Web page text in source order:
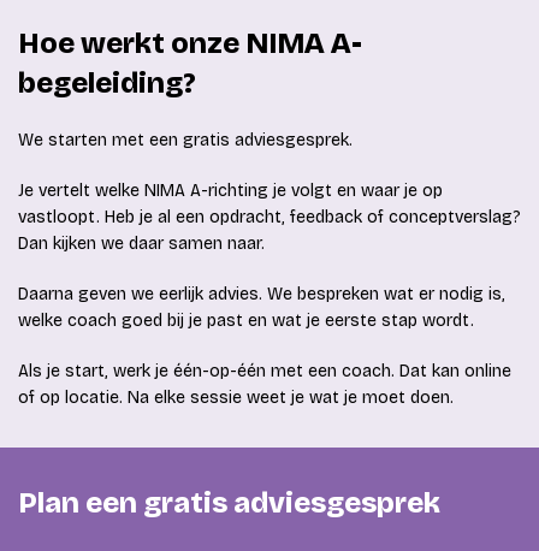
Hoe werkt onze NIMA A-
begeleiding?
We starten met een gratis adviesgesprek.
Je vertelt welke NIMA A-richting je volgt en waar je op
vastloopt. Heb je al een opdracht, feedback of conceptverslag?
Dan kijken we daar samen naar.
Daarna geven we eerlijk advies. We bespreken wat er nodig is,
welke coach goed bij je past en wat je eerste stap wordt.
Als je start, werk je één-op-één met een coach. Dat kan online
of op locatie. Na elke sessie weet je wat je moet doen.
Plan een gratis adviesgesprek